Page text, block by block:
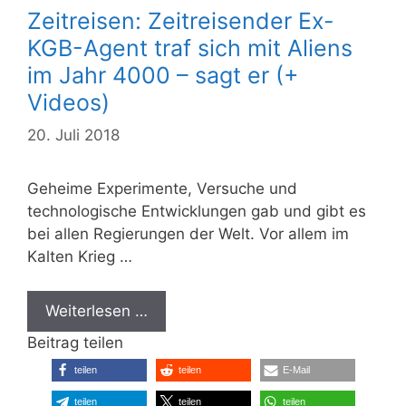
Zeitreisen: Zeitreisender Ex-
KGB-Agent traf sich mit Aliens
im Jahr 4000 – sagt er (+
Videos)
20. Juli 2018
Geheime Experimente, Versuche und
technologische Entwicklungen gab und gibt es
bei allen Regierungen der Welt. Vor allem im
Kalten Krieg …
Weiterlesen …
Beitrag teilen
teilen teilen E-Mail
teilen teilen teilen